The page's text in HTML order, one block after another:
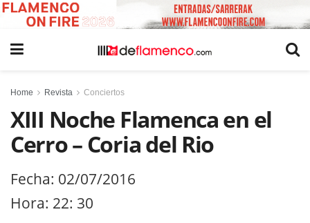
Home Revista Conciertos
XIII Noche Flamenca en el
Cerro – Coria del Rio
Fecha: 02/07/2016
Hora: 22: 30